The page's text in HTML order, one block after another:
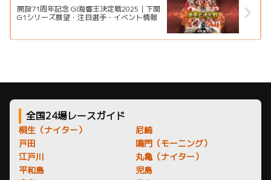
開設71周年記念 GI海響王決定戦2025｜下関
G1シリーズ展望・注目選手・イベント情報
全国24場レースガイド
桐生（ナイター）
戸田
江戸川
平和島
尼崎
鳴門（モーニング）
丸亀（ナイター）
児島